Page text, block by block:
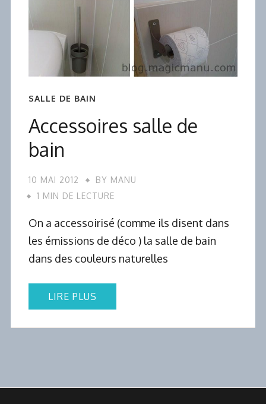
SALLE DE BAIN
Accessoires salle de
bain
10 MAI 2012 BY MANU
1 MIN DE LECTURE
On a accessoirisé (comme ils disent dans
les émissions de déco ) la salle de bain
dans des couleurs naturelles
LIRE PLUS